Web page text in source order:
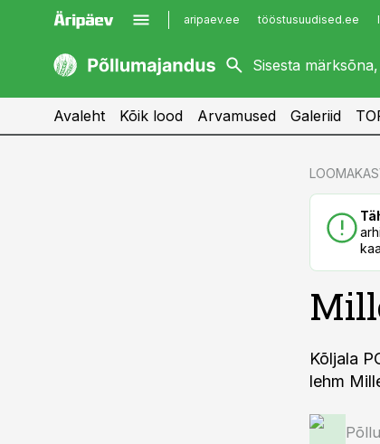
aripaev.ee tööstusuudised.ee
kaubandus.ee
kinnisvarauudised.ee
imelineajalugu.ee
Avaleht Kõik lood Arvamused Galeriid
Kõljala
lehm